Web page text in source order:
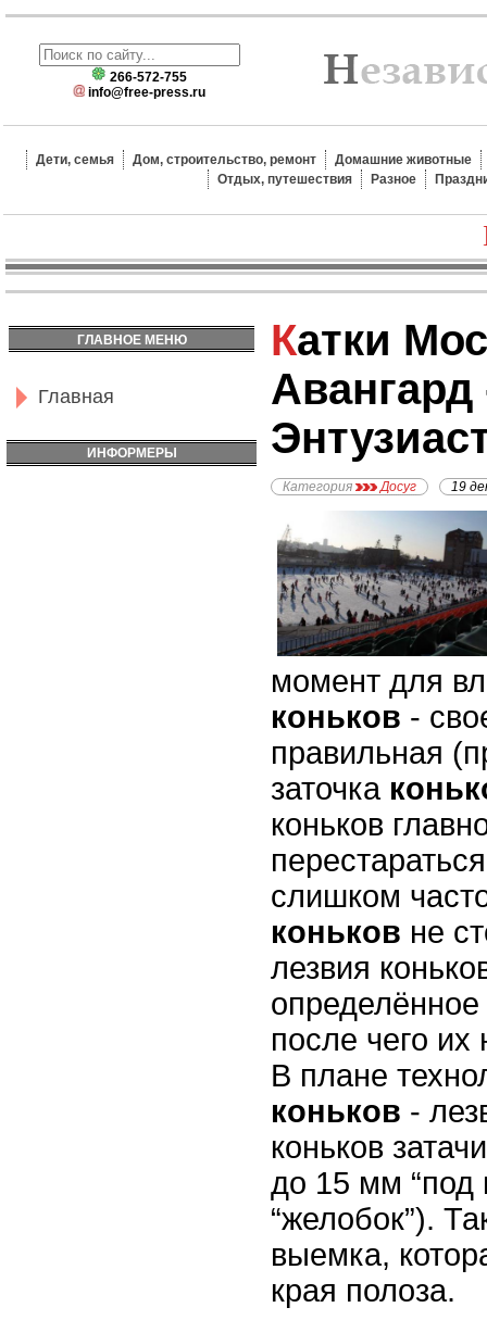
266-572-755
info@free-press.ru
Дети, семья Дом, строительство, ремонт
Домашние животные
Отдых, путешествия
Разное
ГЛАВНОЕ МЕНЮ
Главная
ИНФОРМЕРЫ
Катки Москвы - Каток
Категория Досуг 19
момент для
коньков -
правильная
заточка
коньков
слишком
коньков не
лезвия
определённое
после чего
В плане
коньков -
коньков
до 15 мм “под
“желобок”).
выемка,
края полоза.